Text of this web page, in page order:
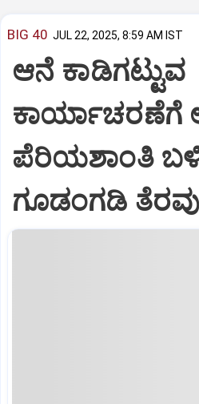
BIG 40 JUL 22, 2025, 8:59 AM IST
ಆನೆ ಕಾಡಿಗಟ್ಟುವ
ಕಾರ್ಯಾಚರಣೆಗೆ
ಪೆರಿಯಶಾಂತಿ
ಗೂಡಂಗಡಿ ತೆರವು